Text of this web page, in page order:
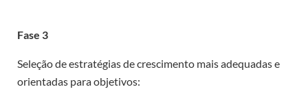
Fase 3
Seleção de estratégias de crescimento mais adequadas e
orientadas para objetivos: